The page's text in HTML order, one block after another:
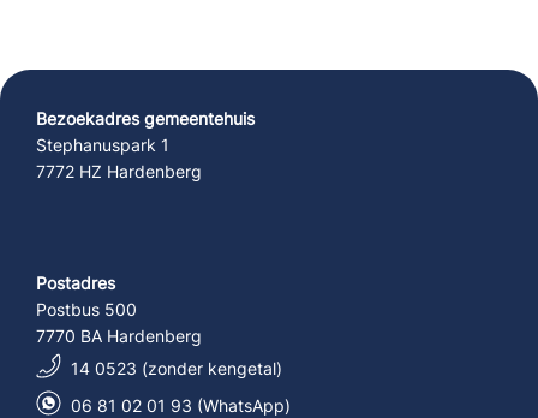
Bezoekadres gemeentehuis
Stephanuspark 1
7772 HZ Hardenberg
Postadres
Postbus 500
7770 BA Hardenberg
14 0523 (zonder kengetal)
06 81 02 01 93 (WhatsApp)